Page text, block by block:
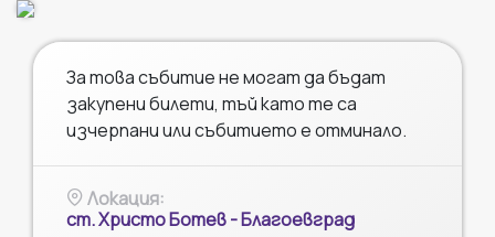
За това събитие не могат да бъдат
закупени билети, тъй като те са
изчерпани или събитието е отминало.
Локация:
ст. Христо Ботев - Благоевград